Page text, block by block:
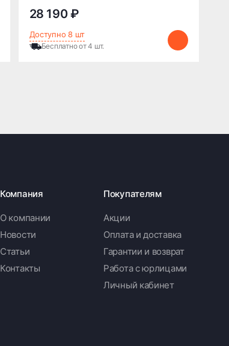
28 190 ₽
Доступно 8 шт
Бесплатно от 4 шт.
Компания
О компании
Новости
Статьи
Контакты
Покупателям
Акции
Оплата и доставка
Гарантии и возврат
Работа с юрлицами
Личный кабинет